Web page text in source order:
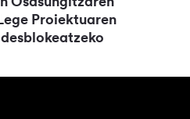
Proiektuaren